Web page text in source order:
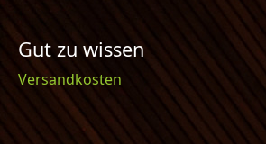
Gut zu wissen
Versandkosten